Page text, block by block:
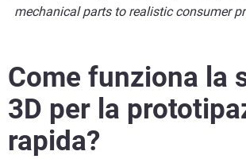
mechanical parts to realistic consumer
Come funziona la
3D per la
rapida?